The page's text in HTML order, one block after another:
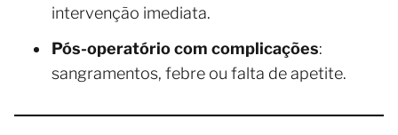
intervenção imediata.
Pós-operatório com complicações:
sangramentos, febre ou falta de apetite.